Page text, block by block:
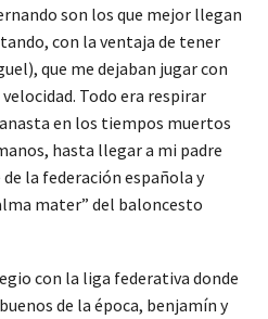
son los que mejor llegan
con la ventaja de tener
que me dejaban jugar con
Todo era respirar
en los tiempos muertos
hasta llegar a mi padre
la federación española y
mater” del baloncesto
con la liga federativa donde
de la época, benjamín y